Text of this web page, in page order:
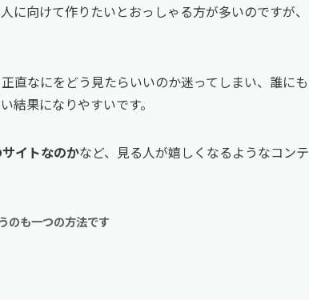
に向けて作りたいとおっしゃる方が多いのですが、
直なにをどう見たらいいのか迷ってしまい、誰にも
結果になりやすいです。
イトなのかなど、見る人が嬉しくなるようなコンテ
のも一つの方法です